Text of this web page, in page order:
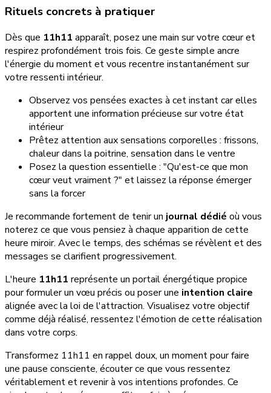
Rituels concrets à pratiquer
Dès que 11h11 apparaît, posez une main sur votre cœur et
respirez profondément trois fois. Ce geste simple ancre
l'énergie du moment et vous recentre instantanément sur
votre ressenti intérieur.
Observez vos pensées exactes à cet instant car elles
apportent une information précieuse sur votre état
intérieur
Prêtez attention aux sensations corporelles : frissons,
chaleur dans la poitrine, sensation dans le ventre
Posez la question essentielle : "Qu'est-ce que mon
cœur veut vraiment ?" et laissez la réponse émerger
sans la forcer
Je recommande fortement de tenir un journal dédié où vous
noterez ce que vous pensiez à chaque apparition de cette
heure miroir. Avec le temps, des schémas se révèlent et des
messages se clarifient progressivement.
L'heure 11h11 représente un portail énergétique propice
pour formuler un vœu précis ou poser une intention claire
alignée avec la loi de l'attraction. Visualisez votre objectif
comme déjà réalisé, ressentez l'émotion de cette réalisation
dans votre corps.
Transformez 11h11 en rappel doux, un moment pour faire
une pause consciente, écouter ce que vous ressentez
véritablement et revenir à vos intentions profondes. Ce